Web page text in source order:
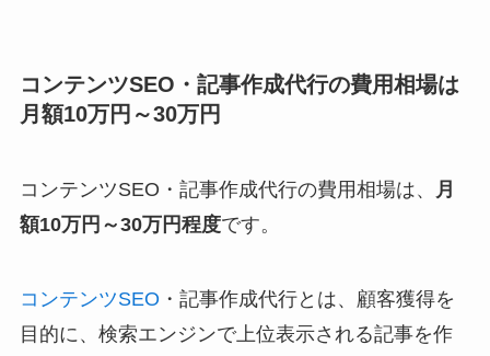
コンテンツSEO・記事作成代行の費用相場は
月額10万円～30万円
コンテンツSEO・記事作成代行の費用相場は、
月
額10万円～30万円程度です。
コンテンツSEO ・記事作成代行とは、顧客獲得を
目的に、検索エンジンで上位表示される記事を作